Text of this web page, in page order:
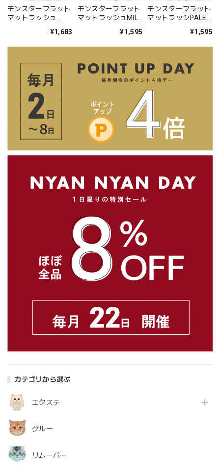
カテゴリから選ぶ
エクステ
グルー
リムーバー
モンスターフラット
マットラッシュ
¥1,683
モンスターフラット
マットラッシュMILK
ィーアッシュ- （単
¥1,595
モンスターフラット
マットラッシPALE
ルーアッシュ- （6列
¥1,595